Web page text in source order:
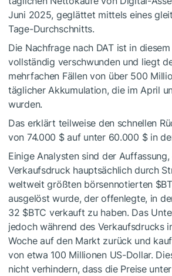
Juni 2025, geglättet mittels eines
Tage-Durchschnitts.
Die Nachfrage nach DAT ist in
vollständig verschwunden und liegt
mehrfachen Fällen von über 500
täglicher Akkumulation, die im April
wurden.
Das erklärt teilweise den schnellen
von 74.000 $ auf unter 60.000 $ in
Einige Analysten sind der
Verkaufsdruck hauptsächlich durch
weltweit größten börsennotierten
ausgelöst wurde, der offenlegte, in
32 $BTC verkauft zu haben. Das
jedoch während des Verkaufsdrucks
Woche auf den Markt zurück und
von etwa 100 Millionen US-Dollar.
nicht verhindern, dass die Preise